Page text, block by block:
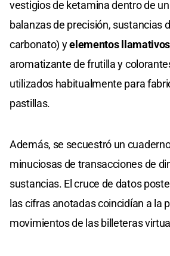
vestigios de ketamina dentro de
balanzas de precisión, sustancias
carbonato) yelementos llamativos
aromatizante de frutilla y
utilizados habitualmente para
pastillas.
Además, se secuestró un
minuciosas de transacciones de
sustancias. El cruce de datos
las cifras anotadas coincidían a la
movimientos de las billeteras